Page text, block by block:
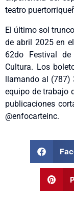
teatro
El último sol
de abril 2025 en
62do Festival
Cultura. Los
llamando al (787)
equipo de trabajo
publicaciones
@enfocarteinc.